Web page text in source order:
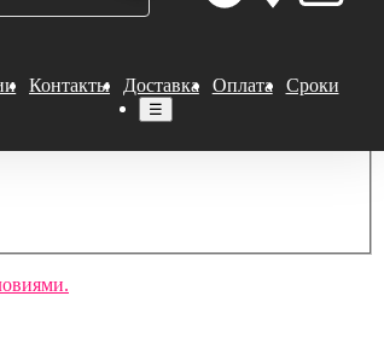
Контакты Доставка Оплата
Сроки
☰